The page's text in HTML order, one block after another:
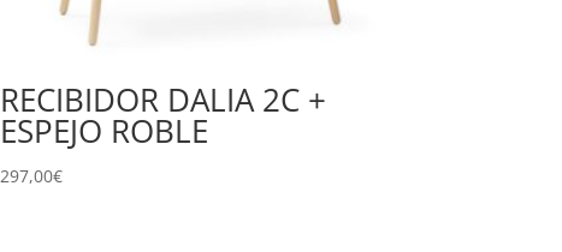
RECIBIDOR DALIA 2C +
ESPEJO ROBLE
297,00€